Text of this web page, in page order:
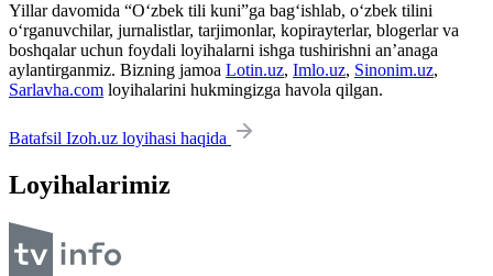
Yillar davomida “O‘zbek tili kuni”ga bag‘ishlab, o‘zbek tilini
o‘rganuvchilar, jurnalistlar, tarjimonlar, kopirayterlar, blogerlar va
boshqalar uchun foydali loyihalarni ishga tushirishni an’anaga
aylantirganmiz. Bizning jamoa Lotin.uz, Imlo.uz, Sinonim.uz,
Sarlavha.com loyihalarini hukmingizga havola qilgan.
Batafsil Izoh.uz loyihasi haqida
Loyihalarimiz